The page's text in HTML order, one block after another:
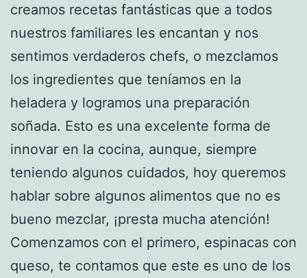
creamos recetas fantásticas que a todos
nuestros familiares les encantan y nos
sentimos verdaderos chefs, o mezclamos
los ingredientes que teníamos en la
heladera y logramos una preparación
soñada. Esto es una excelente forma de
innovar en la cocina, aunque, siempre
teniendo algunos cuidados, hoy queremos
hablar sobre algunos alimentos que no es
bueno mezclar, ¡presta mucha atención!
Comenzamos con el primero, espinacas con
queso, te contamos que este es uno de los